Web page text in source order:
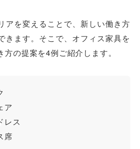
アを変えることで、新しい働き方
きます。そこで、オフィス家具を
の提案を4例ご紹介します。
ア
レス
席